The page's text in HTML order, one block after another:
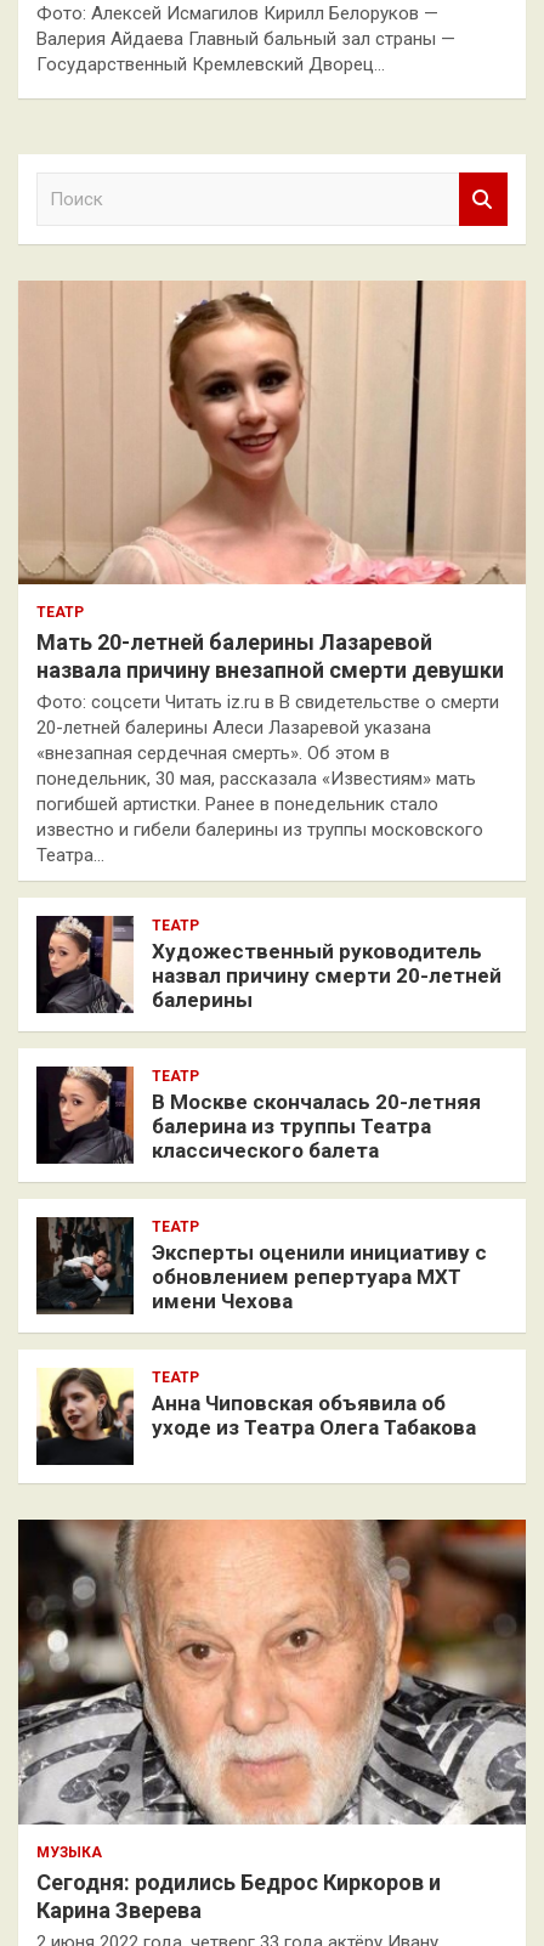
Фото: Алексей Исмагилов Кирилл Белоруков —
Валерия Айдаева Главный бальный зал страны —
Государственный Кремлевский Дворец…
к
ТЕАТР
Мать 20-летней балерины Лазаревой
назвала причину внезапной смерти девушки
Фото: соцсети Читать iz.ru в В свидетельстве о смерти
20-летней балерины Алеси Лазаревой указана
«внезапная сердечная смерть». Об этом в
понедельник, 30 мая, рассказала «Известиям» мать
погибшей артистки. Ранее в понедельник стало
известно и гибели балерины из труппы московского
Театра…
ТЕАТР
Художественный руководитель
назвал причину смерти 20-летней
балерины
ТЕАТР
В Москве скончалась 20-летняя
балерина из труппы Театра
классического балета
ТЕАТР
Эксперты оценили инициативу с
обновлением репертуара МХТ
имени Чехова
ТЕАТР
Анна Чиповская объявила об
уходе из Театра Олега Табакова
МУЗЫКА
Сегодня: родились Бедрос Киркоров и
Карина Зверева